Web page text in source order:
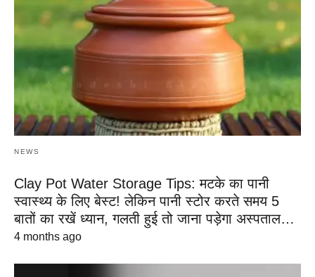
NEWS
Clay Pot Water Storage Tips: मटके का पानी
स्वास्थ्य के लिए बेस्ट! लेकिन पानी स्टोर करते समय 5
बातों का रखें ध्यान, गलती हुई तो जाना पड़ेगा अस्पताल…
4 months ago